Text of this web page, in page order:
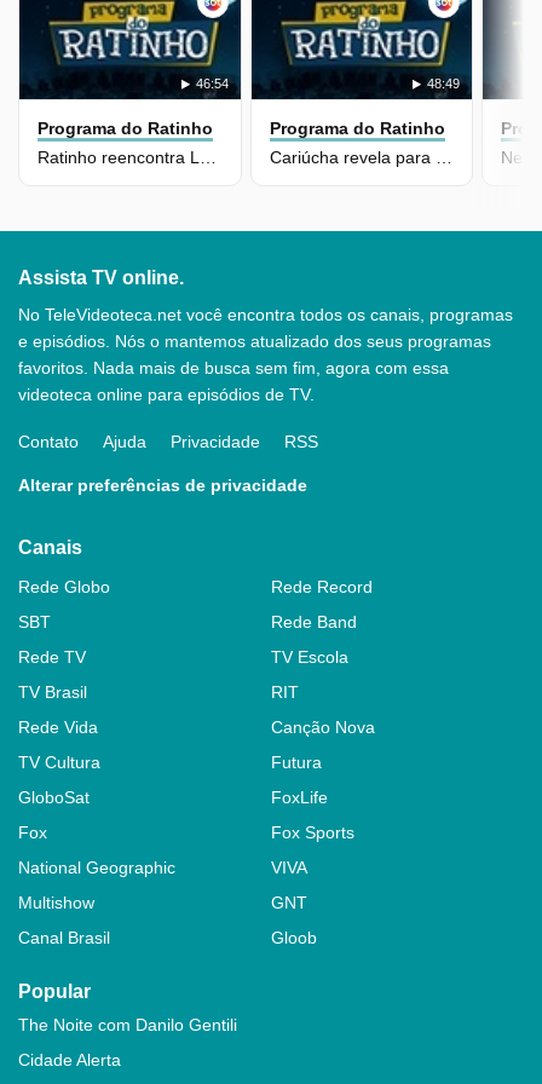
46:54
Programa do Ratinho
48:49
Programa do Ratinho
Assista TV online.
No TeleVideoteca.net você encontra todos os canais, programas
e episódios. Nós o mantemos atualizado dos seus programas
favoritos. Nada mais de busca sem fim, agora com essa
videoteca online para episódios de TV.
Contato Ajuda Privacidade RSS
Alterar preferências de privacidade
Canais
Rede Globo
Rede Record
SBT
Rede Band
Rede TV
TV Escola
TV Brasil
RIT
Rede Vida
Canção Nova
TV Cultura
Futura
GloboSat
FoxLife
Fox
Fox Sports
National Geographic
VIVA
Multishow
GNT
Canal Brasil
Gloob
Popular
The Noite com Danilo Gentili
Cidade Alerta